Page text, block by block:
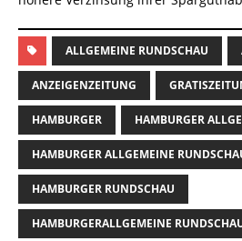
ALLGEMEINE RUNDSCHAU
ANZEIGENZEITUNG
HAMBURGER HAMBURGER
HAMBURGER ALLGEMEINE
HAMBURGER RUNDSCHAU
HAMBURGERALLGEMEINE